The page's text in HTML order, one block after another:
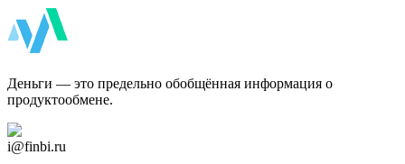
Деньги — это предельно обобщённая информация о
продуктообмене.
i@finbi.ru